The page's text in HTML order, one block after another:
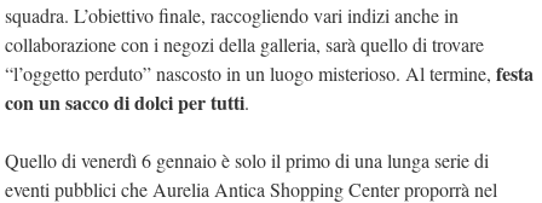
squadra. L’obiettivo finale, raccogliendo vari indizi anche in
collaborazione con i negozi della galleria, sarà quello di trovare
“l’oggetto perduto” nascosto in un luogo misterioso. Al termine, festa
con un sacco di dolci per tutti.
Quello di venerdì 6 gennaio è solo il primo di una lunga serie di
eventi pubblici che Aurelia Antica Shopping Center proporrà nel